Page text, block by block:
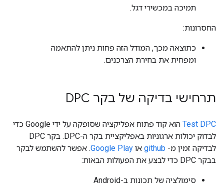
תמיכה במכשירי דגל.
החסרונות:
כתוצאה מכך, המודל הזה פחות ניתן להתאמה
ומפחית את בחירת הצרכנים.
תרחישי בדיקה של בקר DPC
Test DPC
הוא קוד פתוח אפליקציה שסופקה על ידי Google כדי
לבדוק יכולות ארגוניות באפליקציית בקר ה-DPC. בקר DPC
לבדיקה זמין מ- github או Google Play. אפשר להשתמש לבקר
בבקר DPC כדי לבצע את הפעולות הבאות:
סימולציה של תכונות ב-Android